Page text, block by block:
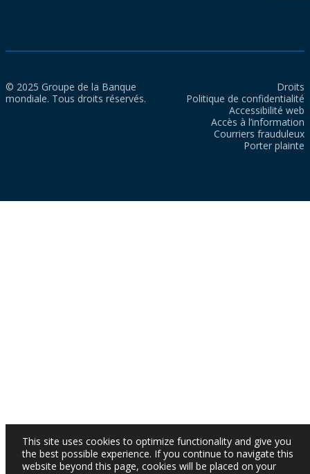
© 2025 Groupe de la Banque
mondiale. Tous droits réservés.
Droits
Politique de confidentialité
Accessibilité web
Accès à l’information
Courriers frauduleux
Porter plainte
This site uses cookies to optimize functionality and give you
the best possible experience. If you continue to navigate this
website beyond this page, cookies will be placed on your